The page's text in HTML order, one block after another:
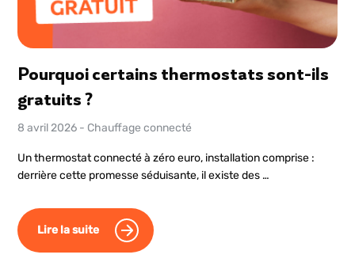
Pourquoi certains thermostats sont-ils
gratuits ?
8 avril 2026 - Chauffage connecté
Un thermostat connecté à zéro euro, installation comprise :
derrière cette promesse séduisante, il existe des …
Lire la suite